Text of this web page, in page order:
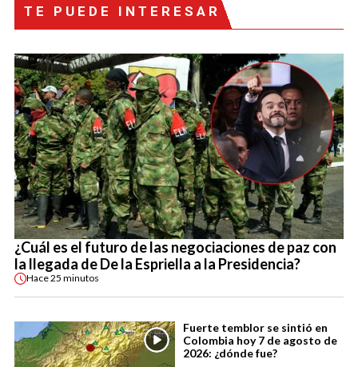
TE PUEDE INTERESAR
¿Cuál es el futuro de las negociaciones de paz con
la llegada de De la Espriella a la Presidencia?
Hace25 minutos
Fuerte temblor se sintió en
Colombia hoy 7 de agosto de
2026: ¿dónde fue?